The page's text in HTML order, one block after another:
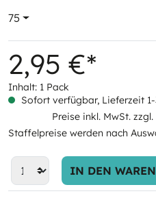
75
2,95 €*
Inhalt: 1 Pack
Sofort verfügbar, Lieferzeit
Preise inkl. MwSt.
Staffelpreise werden nach
IN DEN